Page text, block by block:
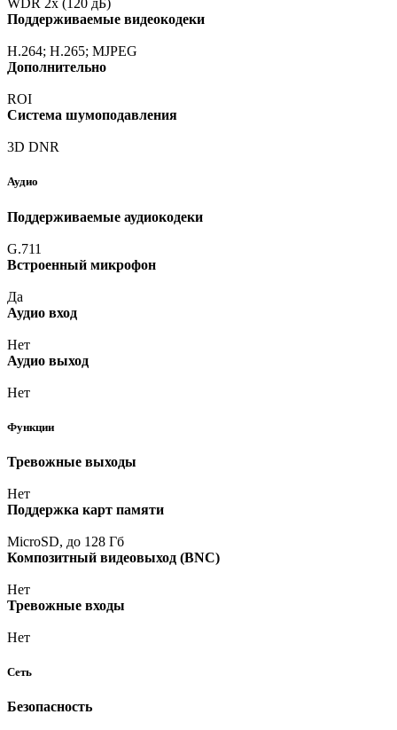
WDR 2x (120 дБ)
Поддерживаемые видеокодеки
H.264; H.265; MJPEG
Дополнительно
ROI
Система шумоподавления
3D DNR
Аудио
Поддерживаемые аудиокодеки
G.711
Встроенный микрофон
Да
Аудио вход
Нет
Аудио выход
Нет
Функции
Тревожные выходы
Нет
Поддержка карт памяти
MicroSD, до 128 Гб
Композитный видеовыход (BNC)
Нет
Тревожные входы
Нет
Сеть
Безопасность